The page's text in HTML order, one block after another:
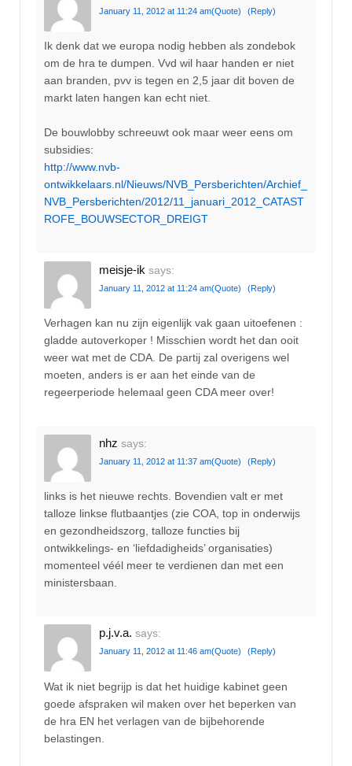
January 11, 2012 at 11:24 am(Quote) (Reply)
Ik denk dat we europa nodig hebben als zondebok
om de hra te dumpen. Vvd wil haar handen er niet
aan branden, pvv is tegen en 2,5 jaar dit boven de
markt laten hangen kan echt niet.
De bouwlobby schreeuwt ook maar weer eens om
subsidies:
http://www.nvb-
ontwikkelaars.nl/Nieuws/NVB_Persberichten/Archief_
NVB_Persberichten/2012/11_januari_2012_CATAST
ROFE_BOUWSECTOR_DREIGT
meisje-ik says:
January 11, 2012 at 11:24 am(Quote) (Reply)
Verhagen kan nu zijn eigenlijk vak gaan uitoefenen :
gladde autoverkoper ! Misschien wordt het dan ooit
weer wat met de CDA. De partij zal overigens wel
moeten, anders is er aan het einde van de
regeerperiode helemaal geen CDA meer over!
nhz says:
January 11, 2012 at 11:37 am(Quote) (Reply)
links is het nieuwe rechts. Bovendien valt er met
talloze linkse flutbaantjes (zie COA, top in onderwijs
en gezondheidszorg, talloze functies bij
ontwikkelings- en ‘liefdadigheids’ organisaties)
momenteel véél meer te verdienen dan met een
ministersbaan.
p.j.v.a. says:
January 11, 2012 at 11:46 am(Quote) (Reply)
Wat ik niet begrijp is dat het huidige kabinet geen
goede afspraken wil maken over het beperken van
de hra EN het verlagen van de bijbehorende
belastingen.